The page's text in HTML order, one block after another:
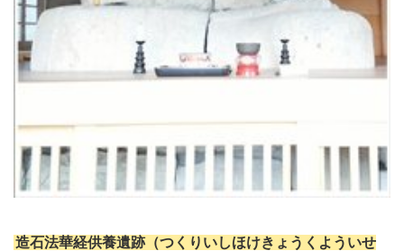
造石法華経供養遺跡（つくりいしほけきょうくよういせ